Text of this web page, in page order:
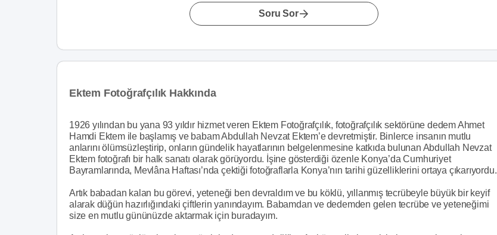
Soru Sor
Ektem Fotoğrafçılık Hakkında
1926 yılından bu yana 93 yıldır hizmet veren Ektem Fotoğrafçılık, fotoğrafçılık sektörüne dedem Ahmet
Hamdi Ektem ile başlamış ve babam Abdullah Nevzat Ektem’e devretmiştir. Binlerce insanın mutlu
anlarını ölümsüzleştirip, onların gündelik hayatlarının belgelenmesine katkıda bulunan Abdullah Nevzat
Ektem fotoğrafı bir halk sanatı olarak görüyordu. İşine gösterdiği özenle Konya’da Cumhuriyet
Bayramlarında, Mevlâna Haftası’nda çektiği fotoğraflarla Konya’nın tarihi güzelliklerini ortaya çıkarıyordu.
Artık babadan kalan bu görevi, yeteneği ben devraldım ve bu köklü, yıllanmış tecrübeyle büyük bir keyif
alarak düğün hazırlığındaki çiftlerin yanındayım. Babamdan ve dedemden gelen tecrübe ve yeteneğimi
size en mutlu gününüzde aktarmak için buradayım.